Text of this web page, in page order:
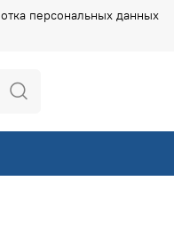
персональных данных